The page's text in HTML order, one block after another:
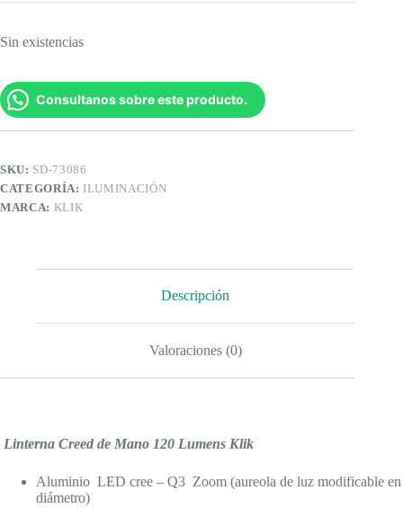
Sin existencias
Consultanos sobre este producto.
SKU: SD-73086
CATEGORÍA: ILUMINACIÓN
MARCA: KLIK
Descripción
Valoraciones (0)
Linterna Creed de Mano 120 Lumens Klik
Aluminio LED cree – Q3 Zoom (aureola de luz modificable en
diámetro)